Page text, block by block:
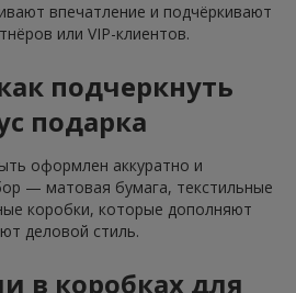
впечатление и подчёркивают
или VIP-клиентов.
подчеркнуть
подарка
оформлен аккуратно и
— матовая бумага, текстильные
коробки, которые дополняют
деловой стиль.
в коробках для